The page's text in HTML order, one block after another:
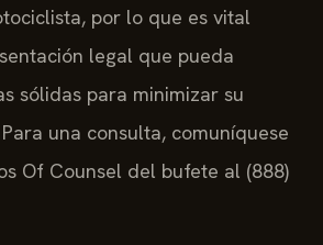
por lo que es vital
legal que pueda
sólidas para minimizar su
una consulta, comuníquese
Of Counsel del bufete al (888)